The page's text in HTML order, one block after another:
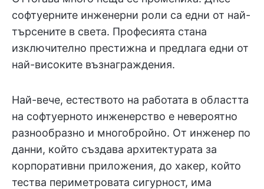
софтуерните инженерни роли са едни от най-
търсените в света. Професията стана
изключително престижна и предлага едни от
най-високите възнаграждения.
Най-вече, естеството на работата в областта
на софтуерното инженерство е невероятно
разнообразно и многобройно. От инженер по
данни, който създава архитектурата за
корпоративни приложения, до хакер, който
тества периметровата сигурност, има